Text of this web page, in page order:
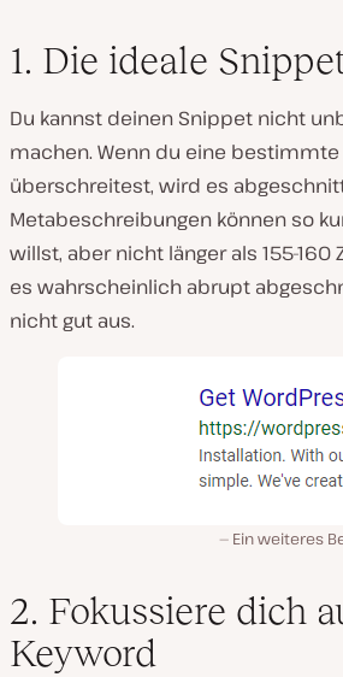
1. Die ideale
Du kannst deinen Snippet nicht
machen. Wenn du eine bestimmte
überschreitest, wird es
Metabeschreibungen können so
willst, aber nicht länger als 155-160
es wahrscheinlich abrupt
nicht gut aus.
Ein weiteres
2. Fokussiere dich
Keyword